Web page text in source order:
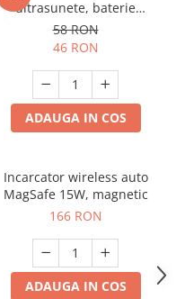
ultrasunete, baterie
reincarcabila 90mAh
58 RON
46 RON
ADAUGA IN COS
Incarcator wireless auto
MagSafe 15W, magnetic
166 RON
ADAUGA IN COS